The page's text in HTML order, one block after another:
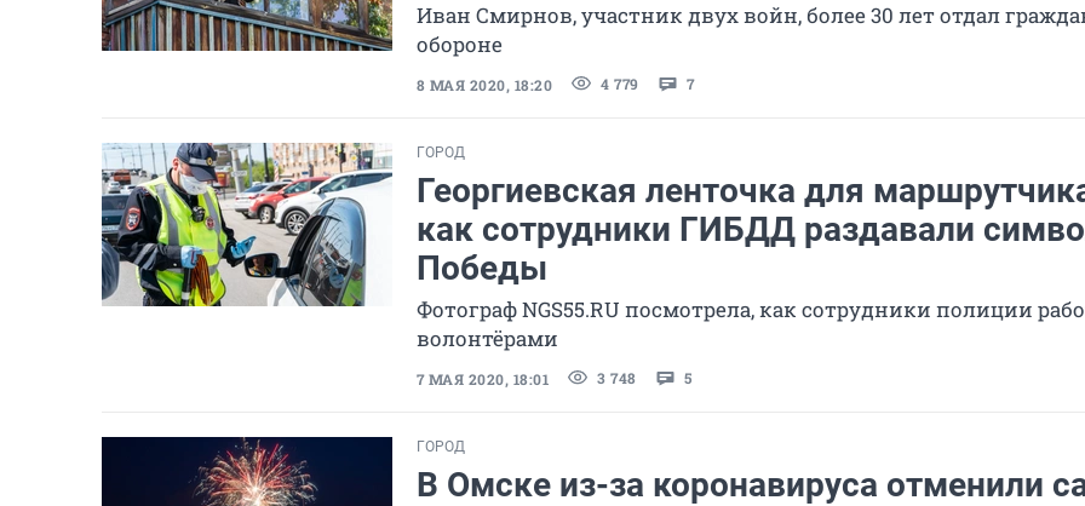
Иван Смирнов, участник двух войн, более 30 лет отдал
обороне
8 МАЯ 2020, 18:20 4 779 7
ГОРОД
Георгиевская ленточка для
как сотрудники ГИБДД раздавали
Победы
Фотограф NGS55.RU посмотрела, как сотрудники полиции
волонтёрами
7 МАЯ 2020, 18:01 3 748 5
ГОРОД
В Омске из-за коронавируса отменили